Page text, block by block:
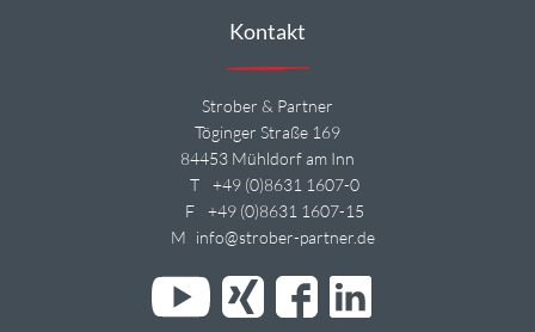
Kontakt
Strober & Partner
Töginger Straße 169
84453 Mühldorf am Inn
T
+49 (0)8631 1607-0
F
+49 (0)8631 1607-15
M info@strober-partner.de